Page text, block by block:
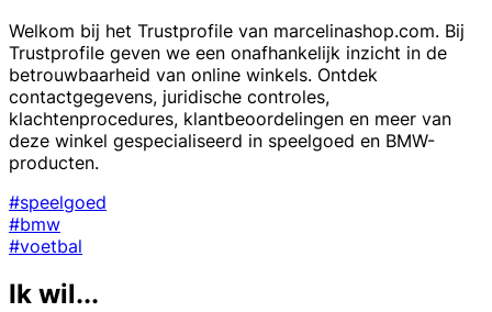
Welkom bij het Trustprofile van marcelinashop.com. Bij
Trustprofile geven we een onafhankelijk inzicht in de
betrouwbaarheid van online winkels. Ontdek
contactgegevens, juridische controles,
klachtenprocedures, klantbeoordelingen en meer van
deze winkel gespecialiseerd in speelgoed en BMW-
producten.
#speelgoed
#bmw
#voetbal
Ik wil...